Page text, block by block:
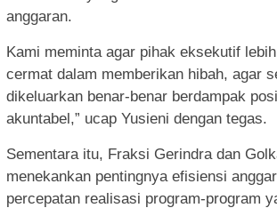
anggaran.
Kami meminta agar pihak eksekutif
cermat dalam memberikan hibah, agar
dikeluarkan benar-benar berdampak
akuntabel,” ucap Yusieni dengan tegas.
Sementara itu, Fraksi Gerindra dan
menekankan pentingnya efisiensi
percepatan realisasi program-program